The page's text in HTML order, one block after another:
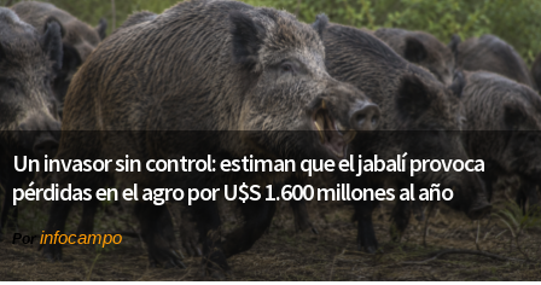
Un invasor sin control: estiman que el jabalí provoca
pérdidas en el agro por U$S 1.600 millones al año
Porinfocampo